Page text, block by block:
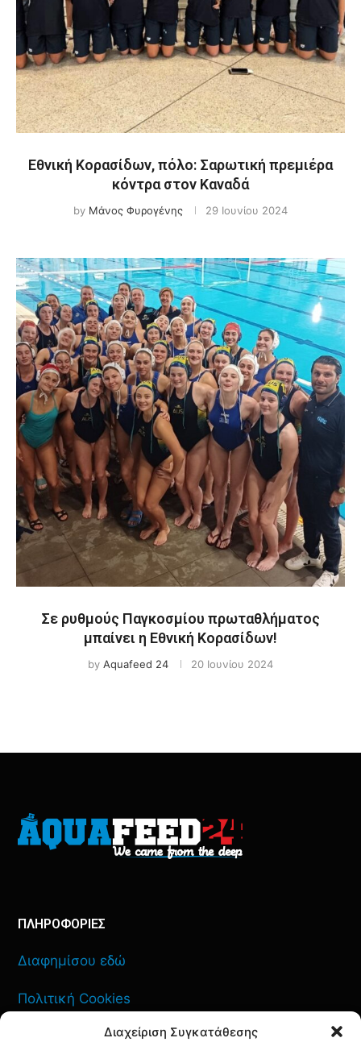
Διαχείριση Συγκατάθεσης
Εθνική Κορασίδων, πόλο: Σαρωτική πρεμιέρα
κόντρα στον Καναδά
by Μάνος Φυρογένης 29 Ιουνίου 2024
Σε ρυθμούς Παγκοσμίου πρωταθλήματος
μπαίνει η Εθνική Κορασίδων!
by Aquafeed 24 20 Ιουνίου 2024
ΠΛΗΡΟΦΟΡΙΕΣ
Διαφημίσου εδώ
Πολιτική Cookies